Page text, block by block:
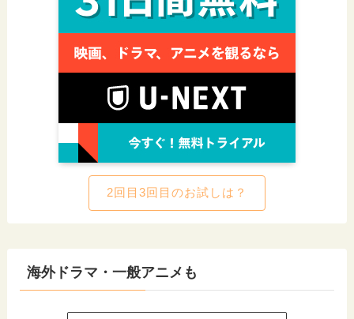
2回目3回目のお試しは？
海外ドラマ・一般アニメも